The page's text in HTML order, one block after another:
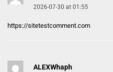
2026-07-30 at 01:55
https://sitetestcomment.com
ALEXWhaph